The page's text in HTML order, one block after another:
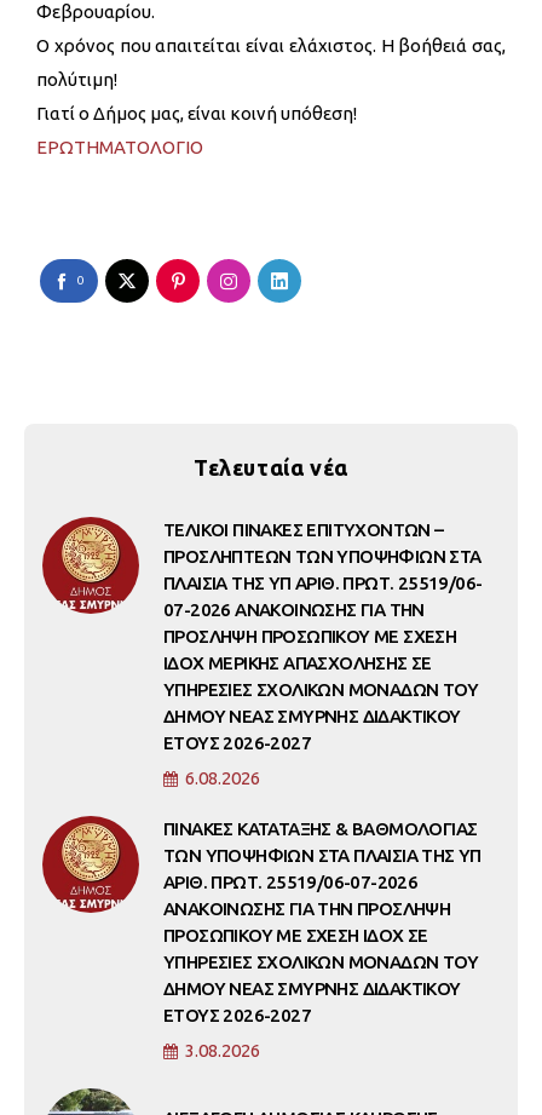
Φεβρουαρίου.
Ο χρόνος που απαιτείται είναι ελάχιστος. Η βοήθειά σας,
πολύτιμη!
Γιατί ο Δήμος μας, είναι κοινή υπόθεση!
ΕΡΩΤΗΜΑΤΟΛΟΓΙΟ
0
Τελευταία νέα
ΤΕΛΙΚΟΙ ΠΙΝΑΚΕΣ ΕΠΙΤΥΧΟΝΤΩΝ –
ΠΡΟΣΛΗΠΤΕΩΝ ΤΩΝ ΥΠΟΨΗΦΙΩΝ ΣΤΑ
ΠΛΑΙΣΙΑ ΤΗΣ ΥΠ ΑΡΙΘ. ΠΡΩΤ. 25519/06-
07-2026 ΑΝΑΚΟΙΝΩΣΗΣ ΓΙΑ ΤΗΝ
ΠΡΟΣΛΗΨΗ ΠΡΟΣΩΠΙΚΟΥ ΜΕ ΣΧΕΣΗ
ΙΔΟΧ ΜΕΡΙΚΗΣ ΑΠΑΣΧΟΛΗΣΗΣ ΣΕ
ΥΠΗΡΕΣΙΕΣ ΣΧΟΛΙΚΩΝ ΜΟΝΑΔΩΝ ΤΟΥ
ΔΗΜΟΥ ΝΕΑΣ ΣΜΥΡΝΗΣ ΔΙΔΑΚΤΙΚΟΥ
ΕΤΟΥΣ 2026-2027
6.08.2026
ΠΙΝΑΚΕΣ ΚΑΤΑΤΑΞΗΣ & ΒΑΘΜΟΛΟΓΙΑΣ
ΤΩΝ ΥΠΟΨΗΦΙΩΝ ΣΤΑ ΠΛΑΙΣΙΑ ΤΗΣ ΥΠ
ΑΡΙΘ. ΠΡΩΤ. 25519/06-07-2026
ΑΝΑΚΟΙΝΩΣΗΣ ΓΙΑ ΤΗΝ ΠΡΟΣΛΗΨΗ
ΠΡΟΣΩΠΙΚΟΥ ΜΕ ΣΧΕΣΗ ΙΔΟΧ ΣΕ
ΥΠΗΡΕΣΙΕΣ ΣΧΟΛΙΚΩΝ ΜΟΝΑΔΩΝ ΤΟΥ
ΔΗΜΟΥ ΝΕΑΣ ΣΜΥΡΝΗΣ ΔΙΔΑΚΤΙΚΟΥ
ΕΤΟΥΣ 2026-2027
3.08.2026